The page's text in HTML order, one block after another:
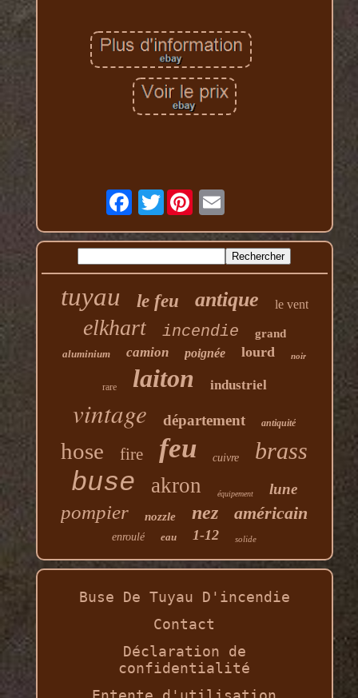
Twitter
tuyau le feu antique le vent
elkhart incendie grand
aluminium camion poignée lourd noir
rare laiton industriel
vintage département antiquité
hose fire feu cuivre brass
buse akron équipement lune
pompier nozzle nez américain
enroulé eau 1-12 solide
Buse De Tuyau D'incendie
Contact
Déclaration de
confidentialité